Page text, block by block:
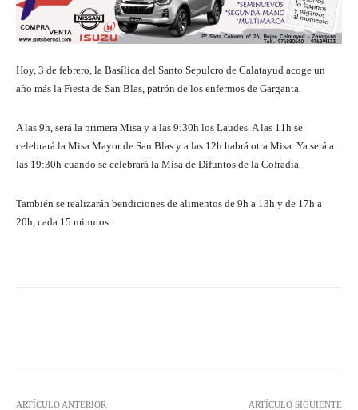
Hoy, 3 de febrero, la Basílica del Santo Sepulcro de Calatayud acoge un
año más la Fiesta de San Blas, patrón de los enfermos de Garganta.
A las 9h, será la primera Misa y a las 9:30h los Laudes. A las 11h se
celebrará la Misa Mayor de San Blas y a las 12h habrá otra Misa. Ya será a
las 19:30h cuando se celebrará la Misa de Difuntos de la Cofradía.
También se realizarán bendiciones de alimentos de 9h a 13h y de 17h a
20h, cada 15 minutos.
ARTÍCULO ANTERIOR ARTÍCULO SIGUIENTE